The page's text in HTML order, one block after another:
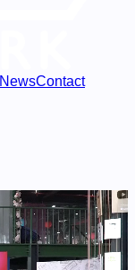
NewsContact